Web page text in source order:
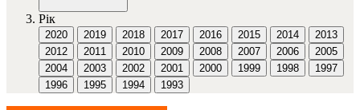
Рік
2020 2019 2018 2017 2016 2015 2014
2013
2012
2011 2010 2009 2008 2007 2006
2005
2004
2003 2002 2001 2000 1999 1998
1997
1996
1995 1994 1993